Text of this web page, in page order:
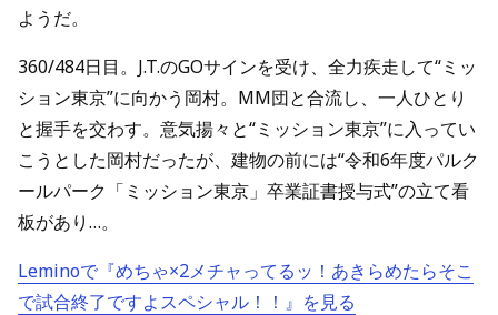
ようだ。
360/484日目。J.T.のGOサインを受け、全力疾走して“ミッ
ション東京”に向かう岡村。MM団と合流し、一人ひとり
と握手を交わす。意気揚々と“ミッション東京”に入ってい
こうとした岡村だったが、建物の前には“令和6年度パルク
ールパーク「ミッション東京」卒業証書授与式”の立て看
板があり…。
Leminoで『めちゃ×2メチャってるッ！あきらめたらそこ
で試合終了ですよスペシャル！！』を見る